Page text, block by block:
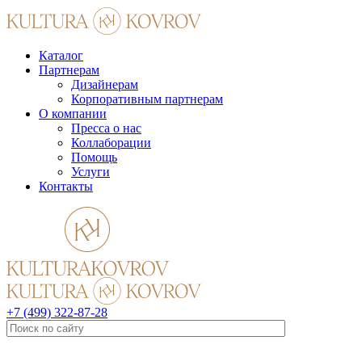
Каталог
Партнерам
Дизайнерам
Корпоративным партнерам
О компании
Пресса о нас
Коллаборации
Помощь
Услуги
Контакты
+7 (499) 322-87-28